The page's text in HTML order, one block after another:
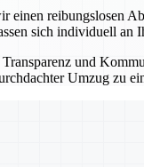
reibungslosen
sich individuell an
und
Umzug zu